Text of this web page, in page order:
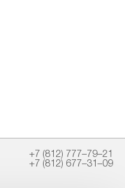
+7 (812) 777–79–21
+7 (812) 677–31–09